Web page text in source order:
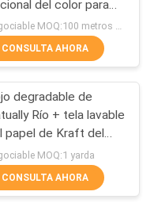
gris
350
del color para
bolsos
Negociable MOQ:100 metros cuadrados
CONSULTA AHORA
degradable de
Río + tela lavable
papel de Kraft del
para el bolso de la
MOQ:1 yarda
CONSULTA AHORA